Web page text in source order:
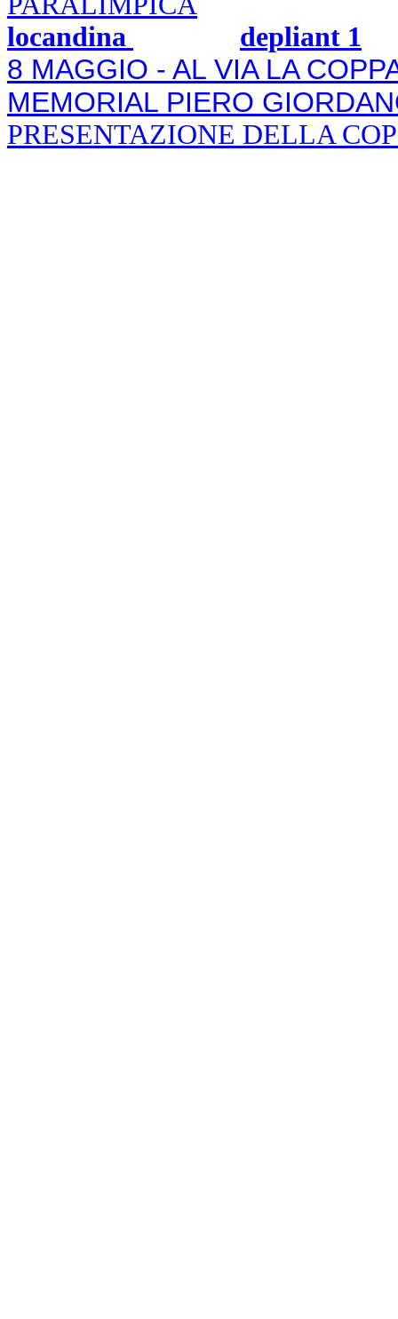
locandina
depliant 1
8 MAGGIO - AL VIA LA
MEMORIAL PIERO
PRESENTAZIONE DELLA